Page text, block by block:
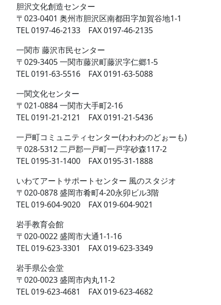
胆沢文化創造センター
〒023-0401 奥州市胆沢区南都田字加賀谷地1-1
TEL 0197-46-2133 FAX 0197-46-2135
一関市 藤沢市民センター
〒029-3405 一関市藤沢町藤沢字仁郷1-5
TEL 0191-63-5516 FAX 0191-63-5088
一関文化センター
〒021-0884 一関市大手町2-16
TEL 0191-21-2121 FAX 0191-21-5436
一戸町コミュニティセンター(わわわのどぉーも)
〒028-5312 二戸郡一戸町一戸字砂森117-2
TEL 0195-31-1400 FAX 0195-31-1888
いわてアートサポートセンター 風のスタジオ
〒020-0878 盛岡市肴町4-20永卯ビル3階
TEL 019-604-9020 FAX 019-604-9021
岩手教育会館
〒020-0022 盛岡市大通1-1-16
TEL 019-623-3301 FAX 019-623-3349
岩手県公会堂
〒020-0023 盛岡市内丸11-2
TEL 019-623-4681 FAX 019-623-4682